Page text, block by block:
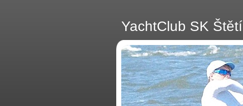
YachtClub SK Štětí